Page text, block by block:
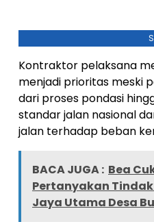
Kontraktor pelaksana
menjadi prioritas meski
dari proses pondasi
standar jalan nasional
jalan terhadap beban
BACA JUGA : Bea
Pertanyakan
Jaya Utama Desa